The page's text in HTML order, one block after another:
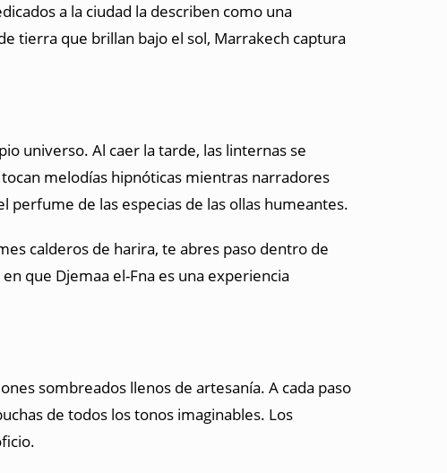
a la ciudad la describen como una
tierra que brillan bajo el sol, Marrakech captura
universo. Al caer la tarde, las linternas se
melodías hipnóticas mientras narradores
perfume de las especias de las ollas humeantes.
calderos de harira, te abres paso dentro de
que Djemaa el-Fna es una experiencia
sombreados llenos de artesanía. A cada paso
de todos los tonos imaginables. Los